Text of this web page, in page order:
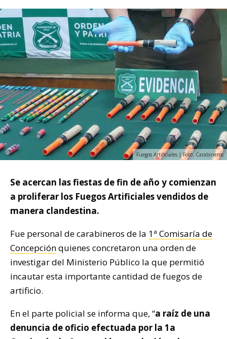
Fuegos Artificiales | Foto: Carabineros
Se acercan las fiestas de fin de año y comienzan
a proliferar los Fuegos Artificiales vendidos de
manera clandestina.
Fue personal de carabineros de la 1ª Comisaría de
Concepciónquienes concretaron una orden de
investigar del Ministerio Público la que permitió
incautar esta importante cantidad de fuegos de
artificio.
En el parte policial se informa que, “a raíz de una
denuncia de oficio efectuada por la 1a